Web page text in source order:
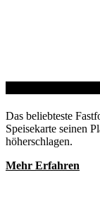
Das beliebteste
Speisekarte seinen
höherschlagen.
Mehr Erfahren